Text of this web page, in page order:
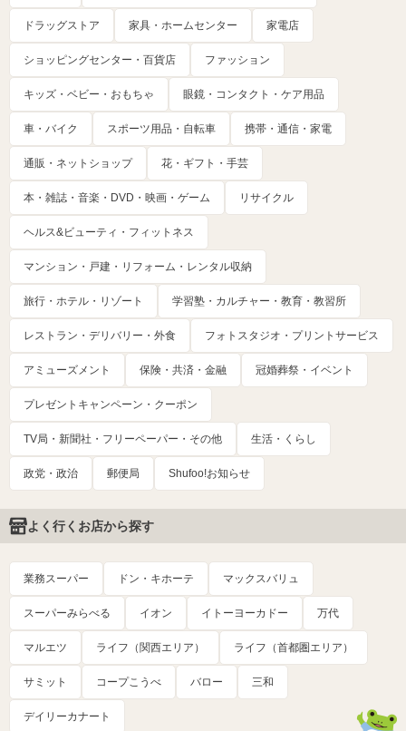
ドラッグストア 家具・ホームセンター 家電店
ショッピングセンター・百貨店 ファッション
キッズ・ベビー・おもちゃ 眼鏡・コンタクト・ケア用品
車・バイク スポーツ用品・自転車 携帯・通信・家電
通販・ネットショップ 花・ギフト・手芸
本・雑誌・音楽・DVD・映画・ゲーム リサイクル
ヘルス&ビューティ・フィットネス
マンション・戸建・リフォーム・レンタル収納
旅行・ホテル・リゾート 学習塾・カルチャー・教育・教習所
レストラン・デリバリー・外食 フォトスタジオ・プリントサービス
アミューズメント 保険・共済・金融 冠婚葬祭・イベント
プレゼントキャンペーン・クーポン
TV局・新聞社・フリーペーパー・その他 生活・くらし
政党・政治 郵便局 Shufoo!お知らせ
よく行くお店から探す
業務スーパー ドン・キホーテ マックスバリュ
スーパーみらべる イオン イトーヨーカドー 万代
マルエツ ライフ（関西エリア） ライフ（首都圏エリア）
サミット コープこうべ バロー 三和
デイリーカナート